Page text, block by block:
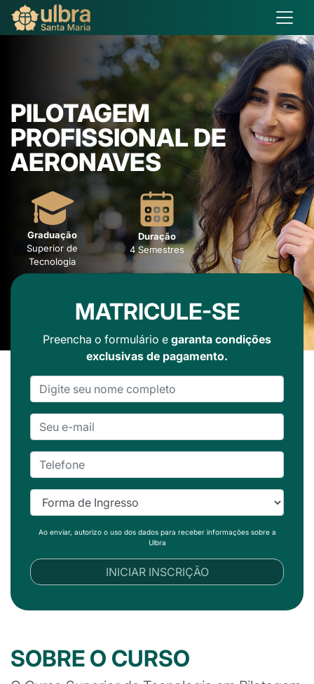
PILOTAGEM
PROFISSIONAL DE
AERONAVES
Graduação
Superior de
Tecnologia
Duração
4 Semestres
MATRICULE-SE
Preencha o formulário e garanta condições
exclusivas de pagamento.
Ao enviar, autorizo o uso dos dados para receber informações sobre a
Ulbra
INICIAR INSCRIÇÃO
SOBRE O CURSO